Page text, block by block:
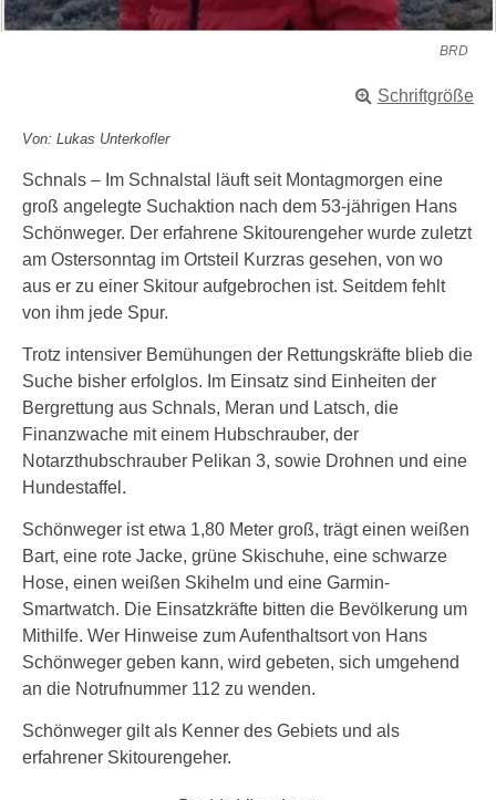
BRD
Schriftgröße
Von: Lukas Unterkofler
Schnals – Im Schnalstal läuft seit Montagmorgen eine
groß angelegte Suchaktion nach dem 53-jährigen Hans
Schönweger. Der erfahrene Skitourengeher wurde zuletzt
am Ostersonntag im Ortsteil Kurzras gesehen, von wo
aus er zu einer Skitour aufgebrochen ist. Seitdem fehlt
von ihm jede Spur.
Trotz intensiver Bemühungen der Rettungskräfte blieb die
Suche bisher erfolglos. Im Einsatz sind Einheiten der
Bergrettung aus Schnals, Meran und Latsch, die
Finanzwache mit einem Hubschrauber, der
Notarzthubschrauber Pelikan 3, sowie Drohnen und eine
Hundestaffel.
Schönweger ist etwa 1,80 Meter groß, trägt einen weißen
Bart, eine rote Jacke, grüne Skischuhe, eine schwarze
Hose, einen weißen Skihelm und eine Garmin-
Smartwatch. Die Einsatzkräfte bitten die Bevölkerung um
Mithilfe. Wer Hinweise zum Aufenthaltsort von Hans
Schönweger geben kann, wird gebeten, sich umgehend
an die Notrufnummer 112 zu wenden.
Schönweger gilt als Kenner des Gebiets und als
erfahrener Skitourengeher.